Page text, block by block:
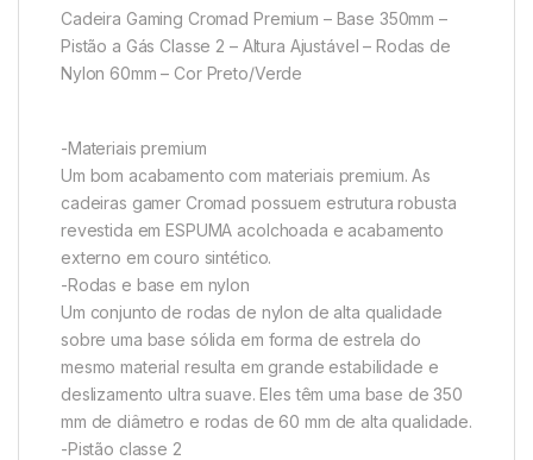
Cadeira Gaming Cromad Premium – Base 350mm –
Pistão a Gás Classe 2 – Altura Ajustável – Rodas de
Nylon 60mm – Cor Preto/Verde
-Materiais premium
Um bom acabamento com materiais premium. As
cadeiras gamer Cromad possuem estrutura robusta
revestida em ESPUMA acolchoada e acabamento
externo em couro sintético.
-Rodas e base em nylon
Um conjunto de rodas de nylon de alta qualidade
sobre uma base sólida em forma de estrela do
mesmo material resulta em grande estabilidade e
deslizamento ultra suave. Eles têm uma base de 350
mm de diâmetro e rodas de 60 mm de alta qualidade.
-Pistão classe 2